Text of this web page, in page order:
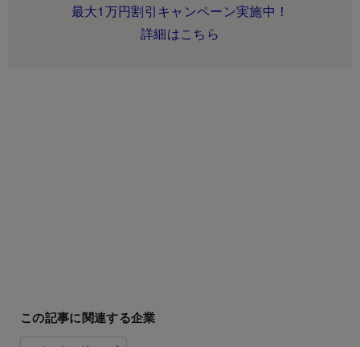
最大1万円割引キャンペーン実施中！
詳細はこちら
この記事に関連する企業